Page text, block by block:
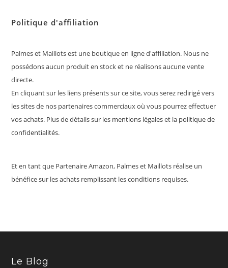
Politique d'affiliation
Palmes et Maillots est une boutique en ligne d'affiliation. Nous ne
possédons aucun produit en stock et ne réalisons aucune vente
directe.
En cliquant sur les liens présents sur ce site, vous serez redirigé vers
les sites de nos partenaires commerciaux où vous pourrez effectuer
vos achats. Plus de détails sur les mentions légaleset la politique de
confidentialités.
Et en tant que Partenaire Amazon, Palmes et Maillots réalise un
bénéfice sur les achats remplissant les conditions requises.
Le Blog